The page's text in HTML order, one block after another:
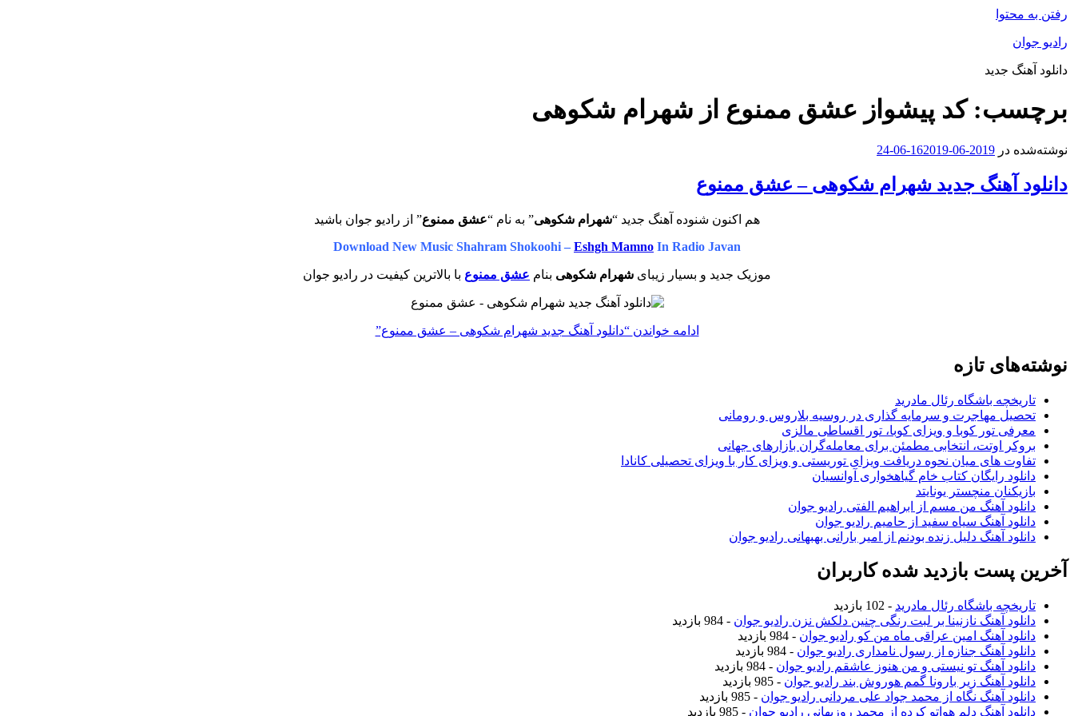
رفتن به محتوا
رادیو جوان
دانلود آهنگ جدید
برچسب:کد پیشواز عشق ممنوع از شهرام شکوهی
نوشته‌شده در 2019-06-16
2019-06-24
دانلود آهنگ جدید شهرام شکوهی – عشق ممنوع
هم اکنون شنوده آهنگ جدید “شهرام شکوهی” به نام “عشق ممنوع” از رادیو جوان باشید
Download New Music Shahram Shokoohi – Eshgh Mamno In Radio Javan
موزیک جدید و بسیار زیبای شهرام شکوهی بنام عشق ممنوع با بالاترین کیفیت در رادیو جوان
ادامه خواندن “دانلود آهنگ جدید شهرام شکوهی – عشق ممنوع”
نوشته‌های تازه
تاریخچه باشگاه رئال مادرید
تحصیل مهاجرت و سرمایه گذاری در روسیه بلاروس و رومانی
معرفی تور کوبا و ویزای کوبا، تور اقساطی مالزی
بروکر اوتت، انتخابی مطمئن برای معامله‌گران بازارهای جهانی
تفاوت های میان نحوه دریافت ویزای توریستی و ویزای کار با ویزای تحصیلی کانادا
دانلود رایگان کتاب خام گیاهخواری آوانسیان
بازیکنان منچستر یونایتد
دانلود آهنگ من مسم از ابراهیم الفتی رادیو جوان
دانلود آهنگ سیاه سفید از حامیم رادیو جوان
دانلود آهنگ دلیل زنده بودنم از امیر بارانی بهبهانی رادیو جوان
آخرین پست بازدید شده کاربران
تاریخچه باشگاه رئال مادرید - 102 بازدید
دانلود آهنگ نازنینا بر لبت رنگی چنین دلکش نزن رادیو جوان - 984 بازدید
دانلود آهنگ امین عراقی ماه من کو رادیو جوان - 984 بازدید
دانلود آهنگ جنازه از رسول نامداری رادیو جوان - 984 بازدید
دانلود آهنگ تو نیستی و من هنوز عاشقم رادیو جوان - 984 بازدید
دانلود آهنگ زیر بارونا گمم هوروش بند رادیو جوان - 985 بازدید
دانلود آهنگ نگاه از محمد جواد علی مردانی رادیو جوان - 985 بازدید
دانلود آهنگ دلم هواتو کرده از محمد روزبهانی رادیو جوان - 985 بازدید